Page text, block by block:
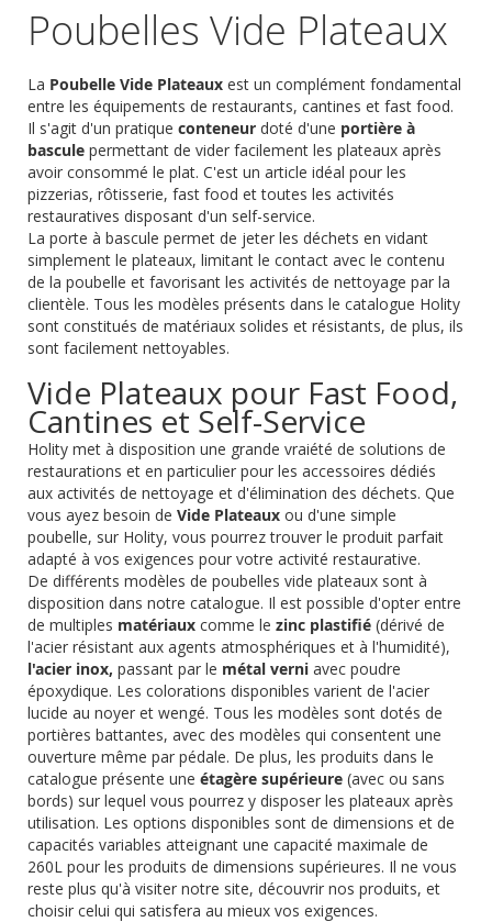
Poubelles Vide Plateaux
La Poubelle Vide Plateaux est un complément fondamental
entre les équipements de restaurants, cantines et fast food.
Il s'agit d'un pratique conteneur doté d'une portière à
bascule permettant de vider facilement les plateaux après
avoir consommé le plat. C'est un article idéal pour les
pizzerias, rôtisserie, fast food et toutes les activités
restauratives disposant d'un self-service.
La porte à bascule permet de jeter les déchets en vidant
simplement le plateaux, limitant le contact avec le contenu
de la poubelle et favorisant les activités de nettoyage par la
clientèle. Tous les modèles présents dans le catalogue Holity
sont constitués de matériaux solides et résistants, de plus, ils
sont facilement nettoyables.
Vide Plateaux pour Fast Food,
Cantines et Self-Service
Holity met à disposition une grande vraiété de solutions de
restaurations et en particulier pour les accessoires dédiés
aux activités de nettoyage et d'élimination des déchets. Que
vous ayez besoin de Vide Plateaux ou d'une simple
poubelle, sur Holity, vous pourrez trouver le produit parfait
adapté à vos exigences pour votre activité restaurative.
De différents modèles de poubelles vide plateaux sont à
disposition dans notre catalogue. Il est possible d'opter entre
de multiples matériaux comme le zinc plastifié (dérivé de
l'acier résistant aux agents atmosphériques et à l'humidité),
l'acier inox, passant par le métal verni avec poudre
époxydique. Les colorations disponibles varient de l'acier
lucide au noyer et wengé. Tous les modèles sont dotés de
portières battantes, avec des modèles qui consentent une
ouverture même par pédale. De plus, les produits dans le
catalogue présente une étagère supérieure (avec ou sans
bords) sur lequel vous pourrez y disposer les plateaux après
utilisation. Les options disponibles sont de dimensions et de
capacités variables atteignant une capacité maximale de
260L pour les produits de dimensions supérieures. Il ne vous
reste plus qu'à visiter notre site, découvrir nos produits, et
choisir celui qui satisfera au mieux vos exigences.